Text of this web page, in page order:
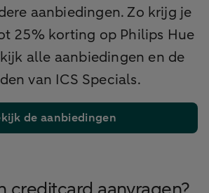
aanbiedingen. Zo krijg je
25% korting op Philips Hue
alle aanbiedingen en de
van ICS Specials.
de aanbiedingen